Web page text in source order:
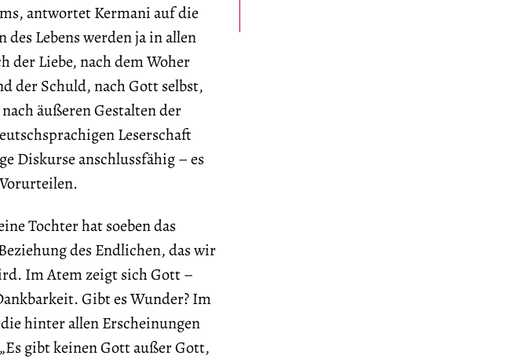
antwortet Kermani auf die
Lebens werden ja in allen
der Liebe, nach dem Woher
der Schuld, nach Gott selbst,
äußeren Gestalten der
Leserschaft
Diskurse anschlussfähig – es
Tochter hat soeben das
des Endlichen, das wir
Im Atem zeigt sich Gott –
Gibt es Wunder? Im
hinter allen Erscheinungen
gibt keinen Gott außer Gott,